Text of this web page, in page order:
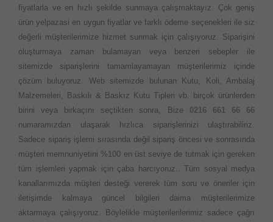
fiyatlarla ve en hızlı şekilde sunmaya çalışmaktayız. Çok geniş
ürün yelpazasi en uygun fiyatlar ve farklı ödeme seçenekleri ile siz
değerli müşterilerimize hizmet sunmak için çalışıyoruz. Siparişini
oluşturmaya zaman bulamayan veya benzeri sebepler ile
sitemizde siparişlerini tamamlayamayan müşterilerimiz içinde
çözüm buluyoruz. Web sitemizde bulunan Kutu, Koli, Ambalaj
Malzemeleri, Baskılı & Baskız Kutu Tipleri vb. birçok ürünlerden
birini veya birkaçını seçtikten sonra, Bize 0216 661 66 66
numaramızdan ulaşarak hızlıca siparişlerinizi ulaştırabiliriz.
Sadece sipariş işlemi sırasında değil sipariş öncesi ve sonrasında
müşteri memnuniyetini %100 en üst seviye de tutmak için gereken
tüm işlemleri yapmak için çaba harcıyoruz.. Tüm sosyal medya
kanallarımızda müşteri desteği vererek tüm soru ve öneriler için
iletişimde kalmaya güncel bilgileri daima müşterilerimize
aktarmaya çalışıyoruz. Böylelikle müşterilerilerimiz sadece çağrı